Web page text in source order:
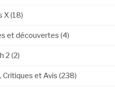
X(18)
et découvertes (4)
2 (2)
Critiques et Avis (238)